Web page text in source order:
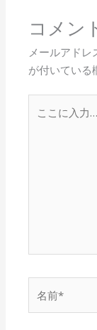
コメン
メールアドレ
が付いている
こ
前